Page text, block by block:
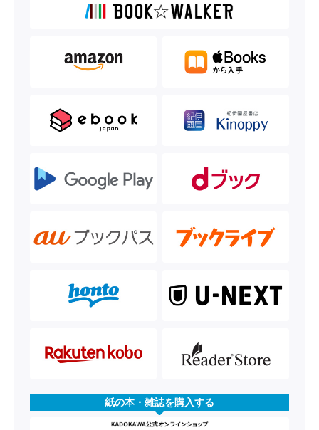
紙の本・雑誌を購入する